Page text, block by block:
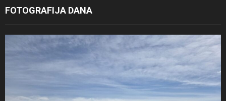
FOTOGRAFIJA DANA